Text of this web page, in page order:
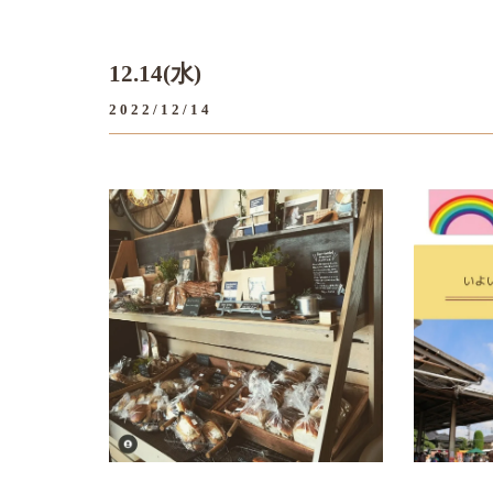
12.14(水)
2022/12/14